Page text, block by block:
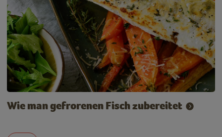
Wie man gefrorenen Fisch zubereitet